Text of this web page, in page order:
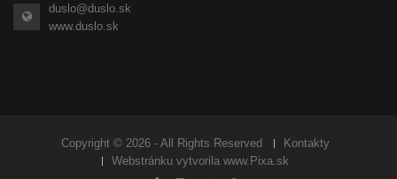
duslo@duslo.sk
www.duslo.sk
Copyright © 2026 - All Rights Reserved
Kontakty
Webstránku vytvorila www.Pixa.sk